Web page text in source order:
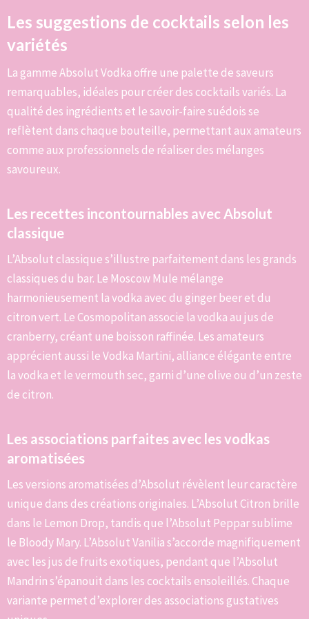
Les suggestions de cocktails selon les
variétés
La gamme Absolut Vodka offre une palette de saveurs
remarquables, idéales pour créer des cocktails variés. La
qualité des ingrédients et le savoir-faire suédois se
reflètent dans chaque bouteille, permettant aux amateurs
comme aux professionnels de réaliser des mélanges
savoureux.
Les recettes incontournables avec Absolut
classique
L’Absolut classique s’illustre parfaitement dans les grands
classiques du bar. Le Moscow Mule mélange
harmonieusement la vodka avec du ginger beer et du
citron vert. Le Cosmopolitan associe la vodka au jus de
cranberry, créant une boisson raffinée. Les amateurs
apprécient aussi le Vodka Martini, alliance élégante entre
la vodka et le vermouth sec, garni d’une olive ou d’un zeste
de citron.
Les associations parfaites avec les vodkas
aromatisées
Les versions aromatisées d’Absolut révèlent leur caractère
unique dans des créations originales. L’Absolut Citron brille
dans le Lemon Drop, tandis que l’Absolut Peppar sublime
le Bloody Mary. L’Absolut Vanilia s’accorde magnifiquement
avec les jus de fruits exotiques, pendant que l’Absolut
Mandrin s’épanouit dans les cocktails ensoleillés. Chaque
variante permet d’explorer des associations gustatives